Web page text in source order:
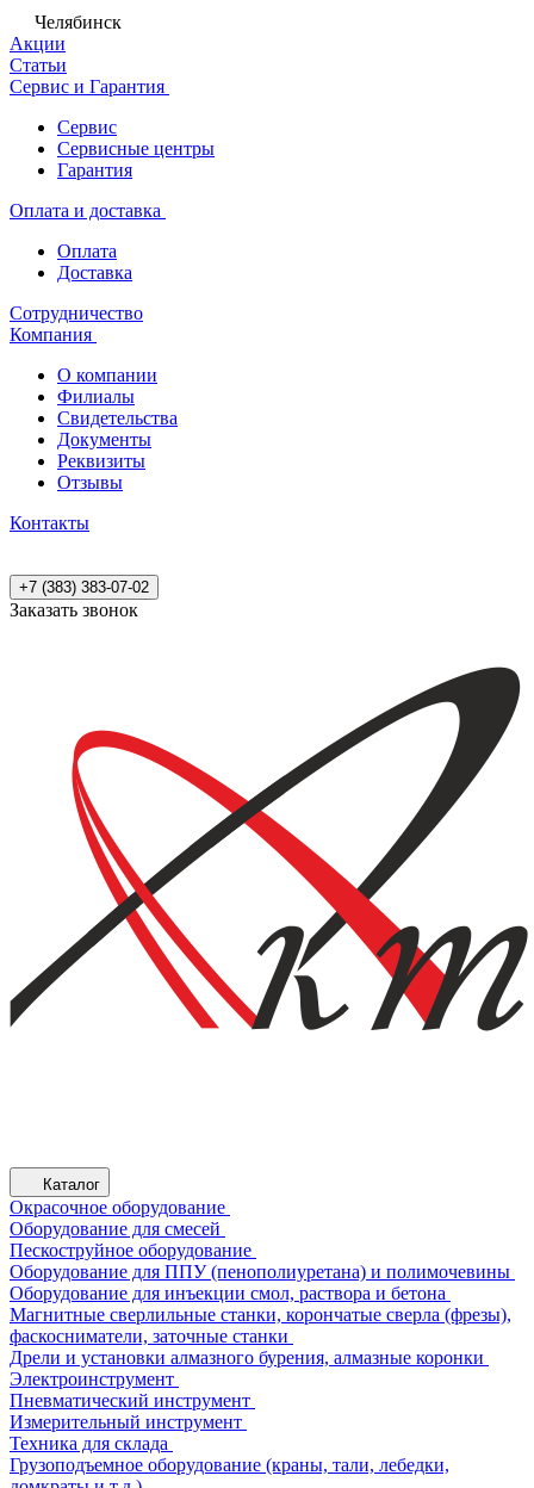
Челябинск
Акции
Статьи
Сервис и Гарантия
Сервис
Сервисные центры
Гарантия
Оплата и доставка
Оплата
Доставка
Сотрудничество
Компания
О компании
Филиалы
Свидетельства
Документы
Реквизиты
Отзывы
Контакты
+7 (383) 383-07-02
Заказать звонок
Каталог
Окрасочное оборудование
Оборудование для смесей
Пескоструйное оборудование
Оборудование для ППУ (пенополиуретана) и полимочевины
Оборудование для инъекции смол, раствора и бетона
Магнитные сверлильные станки, корончатые сверла (фрезы),
фаскосниматели, заточные станки
Дрели и установки алмазного бурения, алмазные коронки
Электроинструмент
Пневматический инструмент
Измерительный инструмент
Техника для склада
Грузоподъемное оборудование (краны, тали, лебедки,